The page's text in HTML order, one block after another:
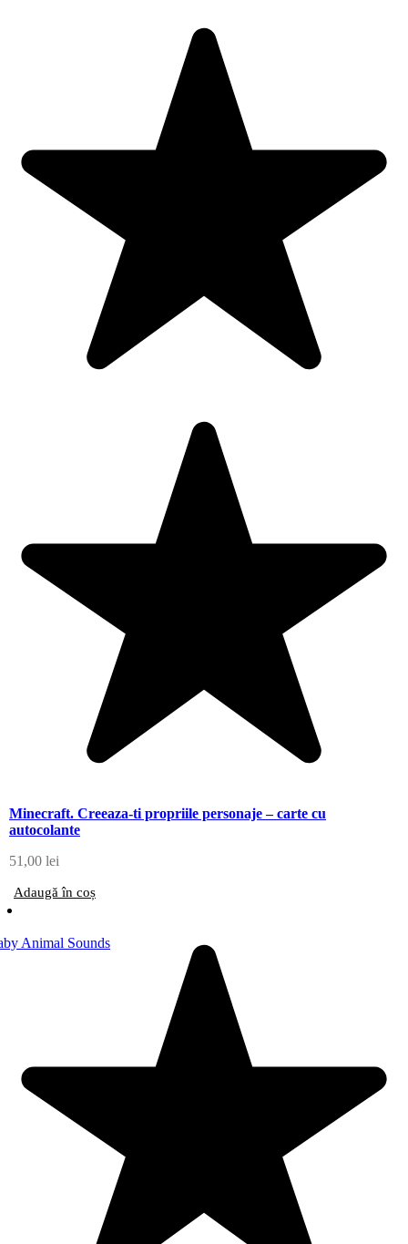
Minecraft. Creeaza-ti propriile personaje – carte cu
autocolante
51,00 lei
Adaugă în coș